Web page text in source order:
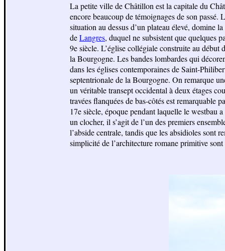
La petite ville de Châtillon est la capitale du
encore beaucoup de témoignages de son
situation au dessus d’un plateau élevé, domine
deLangres, duquel ne subsistent que quelques
9e siècle. L’église collégiale construite au début
la Bourgogne. Les bandes lombardes qui
dans les églises contemporaines de Saint-
septentrionale de la Bourgogne. On remarque
un véritable transept occidental à deux étages
travées flanquées de bas-côtés est remarquable
17e siècle, époque pendant laquelle le westbau
un clocher, il s’agit de l’un des premiers
l’abside centrale, tandis que les absidioles sont
simplicité de l’architecture romane primitive